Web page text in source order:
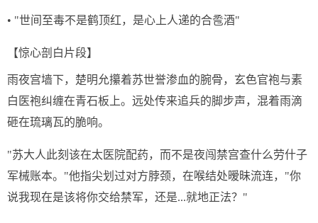
• "世间至毒不是鹤顶红，是心上人递的合卺酒"
【惊心剖白片段】
雨夜宫墙下，楚明允攥着苏世誉渗血的腕骨，玄色官袍与素
白医袍纠缠在青石板上。远处传来追兵的脚步声，混着雨滴
砸在琉璃瓦的脆响。
"苏大人此刻该在太医院配药，而不是夜闯禁宫查什么劳什子
军械账本。"他指尖划过对方脖颈，在喉结处暧昧流连，"你
说我现在是该将你交给禁军，还是...就地正法？"